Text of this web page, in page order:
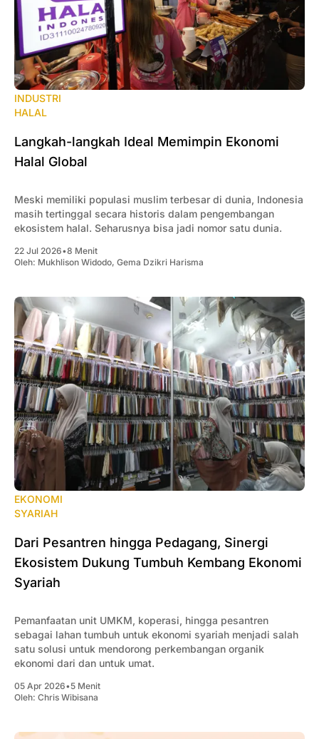
INDUSTRI
HALAL
Langkah-langkah Ideal Memimpin Ekonomi
Halal Global
Meski memiliki populasi muslim terbesar di dunia, Indonesia
masih tertinggal secara historis dalam pengembangan
ekosistem halal. Seharusnya bisa jadi nomor satu dunia.
22 Jul 2026•8 Menit
Oleh: Mukhlison Widodo, Gema Dzikri Harisma
EKONOMI
SYARIAH
Dari Pesantren hingga Pedagang, Sinergi
Ekosistem Dukung Tumbuh Kembang Ekonomi
Syariah
Pemanfaatan unit UMKM, koperasi, hingga pesantren
sebagai lahan tumbuh untuk ekonomi syariah menjadi salah
satu solusi untuk mendorong perkembangan organik
ekonomi dari dan untuk umat.
05 Apr 2026•5 Menit
Oleh: Chris Wibisana